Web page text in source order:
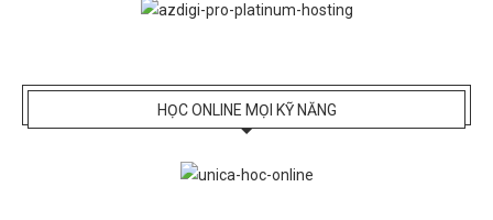
HỌC ONLINE MỌI KỸ NĂNG